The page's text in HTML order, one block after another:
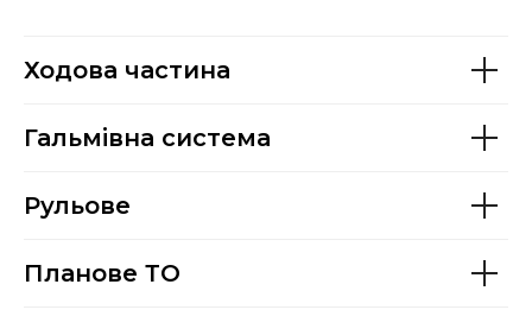
Ходова частина
Гальмівна система
Рульове
Планове ТО